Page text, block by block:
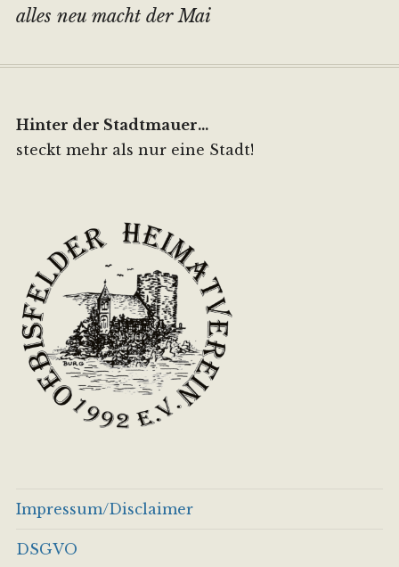
alles neu macht der Mai
Hinter der Stadtmauer...
steckt mehr als nur eine Stadt!
Impressum/Disclaimer
DSGVO